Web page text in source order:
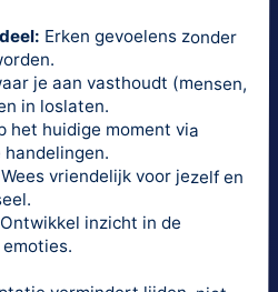
Erken gevoelens zonder
je aan vasthoudt (mensen,
in loslaten.
het huidige moment via
Wees vriendelijk voor jezelf en
Ontwikkel inzicht in de